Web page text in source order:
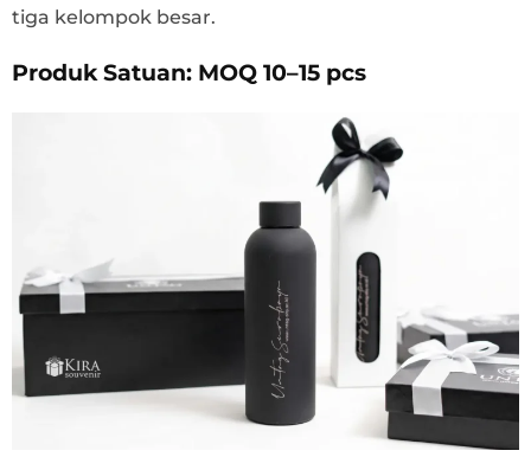
tiga kelompok besar.
Produk Satuan: MOQ 10–15 pcs